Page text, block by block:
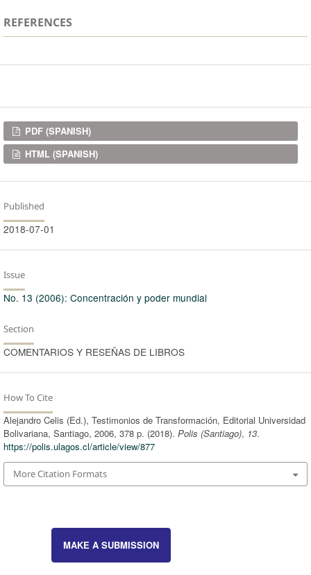
REFERENCES
Downloads
PDF (SPANISH)
HTML (SPANISH)
Published
2018-07-01
Issue
No. 13 (2006): Concentración y poder mundial
Section
COMENTARIOS Y RESEÑAS DE LIBROS
How To Cite
Alejandro Celis (Ed.), Testimonios de Transformación, Editorial Universidad
Bolivariana, Santiago, 2006, 378 p. (2018). Polis (Santiago), 13.
https://polis.ulagos.cl/article/view/877
More Citation Formats
MAKE A SUBMISSION